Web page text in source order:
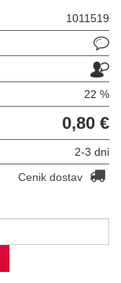
1011519
22 %
0,80 €
2-3 dni
Cenik dostav